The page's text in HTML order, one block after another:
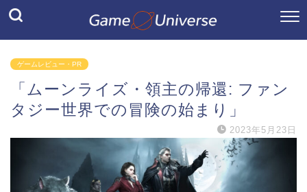
ゲームレビュー・PR
「ムーンライズ・領主の帰還: ファン
タジー世界での冒険の始まり」
2023年5月23日